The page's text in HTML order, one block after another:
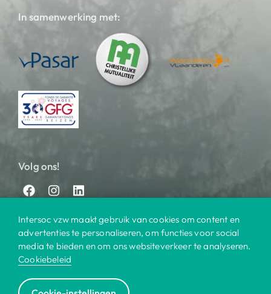
In samenwerking met:
Volg ons!
Intersoc vzw maakt gebruik van cookies om content en
advertenties te personaliseren, om functies voor social
media te bieden en om ons websiteverkeer te analyseren.
Cookiebeleid